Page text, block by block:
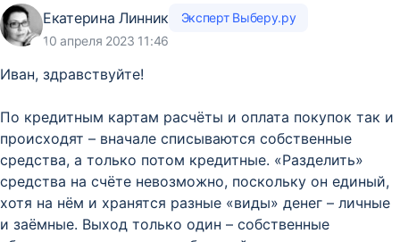
Екатерина Линник
Эксперт Выберу.ру
10 апреля 2023 11:46
Иван, здравствуйте!
По кредитным картам расчёты и оплата покупок так и
происходят – вначале списываются собственные
средства, а только потом кредитные. «Разделить»
средства на счёте невозможно, поскольку он единый,
хотя на нём и хранятся разные «виды» денег – личные
и заёмные. Выход только один – собственные